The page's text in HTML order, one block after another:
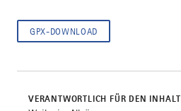
GPX-DOWNLOAD
VERANTWORTLICH FÜR DEN INHALT